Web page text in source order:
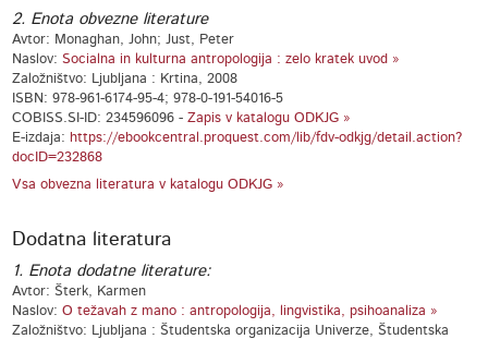
2. Enota obvezne literature
Avtor: Monaghan, John; Just, Peter
Naslov:Socialna in kulturna antropologija : zelo kratek uvod »
Založništvo: Ljubljana : Krtina, 2008
ISBN: 978-961-6174-95-4; 978-0-191-54016-5
COBISS.SI-ID: 234596096 -Zapis v katalogu ODKJG »
E-izdaja: https://ebookcentral.proquest.com/lib/fdv-odkjg/detail.action?
docID=232868
Vsa obvezna literatura v katalogu ODKJG »
Dodatna literatura
1. Enota dodatne literature:
Avtor: Šterk, Karmen
Naslov:O težavah z mano : antropologija, lingvistika, psihoanaliza »
Založništvo: Ljubljana : Študentska organizacija Univerze, Študentska